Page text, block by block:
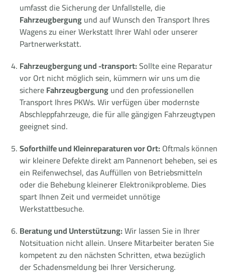
umfasst die Sicherung der Unfallstelle, die
Fahrzeugbergungund auf Wunsch den Transport Ihres
Wagens zu einer Werkstatt Ihrer Wahl oder unserer
Partnerwerkstatt.
Fahrzeugbergung und -transport:Sollte eine Reparatur
vor Ort nicht möglich sein, kümmern wir uns um die
sichereFahrzeugbergungund den professionellen
Transport Ihres PKWs. Wir verfügen über modernste
Abschleppfahrzeuge, die für alle gängigen Fahrzeugtypen
geeignet sind.
Soforthilfe und Kleinreparaturen vor Ort: Oftmals können
wir kleinere Defekte direkt am Pannenort beheben, sei es
ein Reifenwechsel, das Auffüllen von Betriebsmitteln
oder die Behebung kleinerer Elektronikprobleme. Dies
spart Ihnen Zeit und vermeidet unnötige
Werkstattbesuche.
Beratung und Unterstützung:Wir lassen Sie in Ihrer
Notsituation nicht allein. Unsere Mitarbeiter beraten Sie
kompetent zu den nächsten Schritten, etwa bezüglich
der Schadensmeldung bei Ihrer Versicherung.